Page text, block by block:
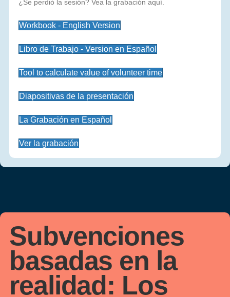
¿Se perdió la sesión? Vea la grabación aquí.
Workbook - English Version
Libro de Trabajo - Version en Español
Tool to calculate value of volunteer time
Diapositivas de la presentación
La Grabación en Español
Ver la grabación
Subvenciones
basadas en la
realidad: Los